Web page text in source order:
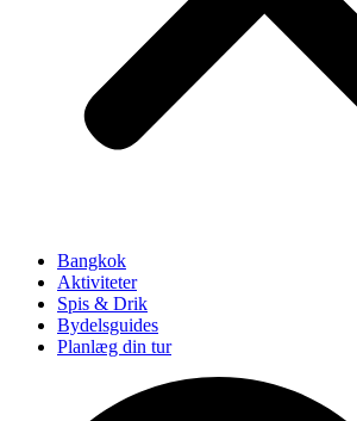
Bangkok
Aktiviteter
Spis & Drik
Bydelsguides
Planlæg din tur